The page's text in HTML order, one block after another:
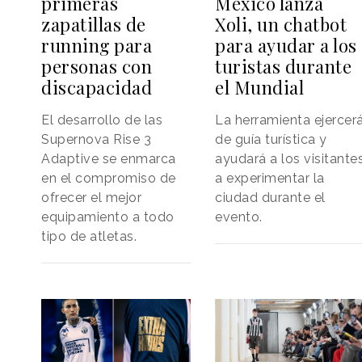
zapatillas de
running para
personas con
discapacidad
El desarrollo de las
Supernova Rise 3
Adaptive se enmarca
en el compromiso de
ofrecer el mejor
equipamiento a todo
tipo de atletas.
Xoli, un chatbot
para ayudar a los
turistas durante
el Mundial
La herramienta
de guía turística y
ayudará a los
a experimentar la
ciudad durante el
evento.